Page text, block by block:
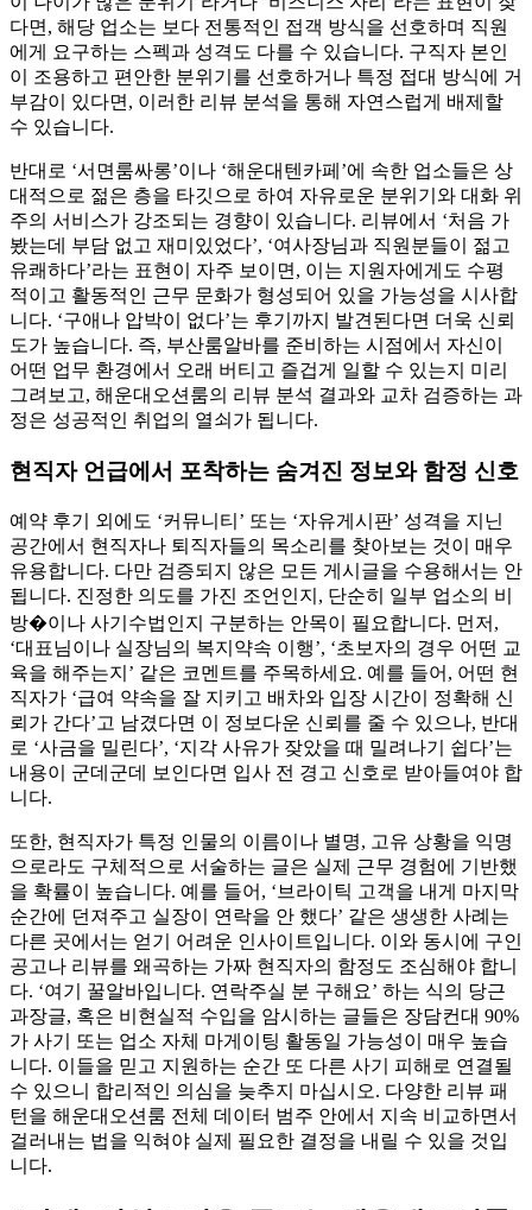
다면, 해당 업소는 보다 전통적인 접객 방식을 선호하며 직원
에게 요구하는 스펙과 성격도 다를 수 있습니다. 구직자 본인
이 조용하고 편안한 분위기를 선호하거나 특정 접대 방식에 거
부감이 있다면, 이러한 리뷰 분석을 통해 자연스럽게 배제할
수 있습니다.
반대로 ‘서면룸싸롱’이나 ‘해운대텐카페’에 속한 업소들은 상
대적으로 젊은 층을 타깃으로 하여 자유로운 분위기와 대화 위
주의 서비스가 강조되는 경향이 있습니다. 리뷰에서 ‘처음 가
봤는데 부담 없고 재미있었다’, ‘여사장님과 직원분들이 젊고
유쾌하다’라는 표현이 자주 보이면, 이는 지원자에게도 수평
적이고 활동적인 근무 문화가 형성되어 있을 가능성을 시사합
니다. ‘구애나 압박이 없다’는 후기까지 발견된다면 더욱 신뢰
도가 높습니다. 즉, 부산룸알바를 준비하는 시점에서 자신이
어떤 업무 환경에서 오래 버티고 즐겁게 일할 수 있는지 미리
그려보고, 해운대오션룸의 리뷰 분석 결과와 교차 검증하는 과
정은 성공적인 취업의 열쇠가 됩니다.
현직자 언급에서 포착하는 숨겨진 정보와 함정 신호
예약 후기 외에도 ‘커뮤니티’ 또는 ‘자유게시판’ 성격을 지닌
공간에서 현직자나 퇴직자들의 목소리를 찾아보는 것이 매우
유용합니다. 다만 검증되지 않은 모든 게시글을 수용해서는 안
됩니다. 진정한 의도를 가진 조언인지, 단순히 일부 업소의 비
방�이나 사기수법인지 구분하는 안목이 필요합니다. 먼저,
‘대표님이나 실장님의 복지약속 이행’, ‘초보자의 경우 어떤 교
육을 해주는지’ 같은 코멘트를 주목하세요. 예를 들어, 어떤 현
직자가 ‘급여 약속을 잘 지키고 배차와 입장 시간이 정확해 신
뢰가 간다’고 남겼다면 이 정보다운 신뢰를 줄 수 있으나, 반대
로 ‘사금을 밀린다’, ‘지각 사유가 잦았을 때 밀려나기 쉽다’는
내용이 군데군데 보인다면 입사 전 경고 신호로 받아들여야 합
니다.
또한, 현직자가 특정 인물의 이름이나 별명, 고유 상황을 익명
으로라도 구체적으로 서술하는 글은 실제 근무 경험에 기반했
을 확률이 높습니다. 예를 들어, ‘브라이틱 고객을 내게 마지막
순간에 던져주고 실장이 연락을 안 했다’ 같은 생생한 사례는
다른 곳에서는 얻기 어려운 인사이트입니다. 이와 동시에 구인
공고나 리뷰를 왜곡하는 가짜 현직자의 함정도 조심해야 합니
다. ‘여기 꿀알바입니다. 연락주실 분 구해요’ 하는 식의 당근
과장글, 혹은 비현실적 수입을 암시하는 글들은 장담컨대 90%
가 사기 또는 업소 자체 마게이팅 활동일 가능성이 매우 높습
니다. 이들을 믿고 지원하는 순간 또 다른 사기 피해로 연결될
수 있으니 합리적인 의심을 늦추지 마십시오. 다양한 리뷰 패
턴을 해운대오션룸 전체 데이터 범주 안에서 지속 비교하면서
걸러내는 법을 익혀야 실제 필요한 결정을 내릴 수 있을 것입
니다.